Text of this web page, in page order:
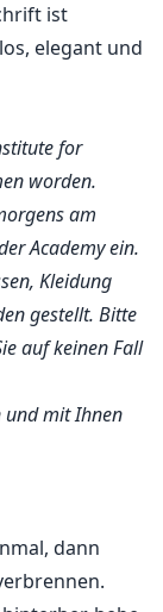
ist
elegant und
for
worden.
am
Academy ein.
Kleidung
gestellt. Bitte
auf keinen Fall
und mit Ihnen
dann